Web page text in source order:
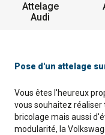
Attelage
Audi
Pose d'un attelage
Vous êtes l'heureux
vous souhaitez réaliser
bricolage mais aussi
modularité, la